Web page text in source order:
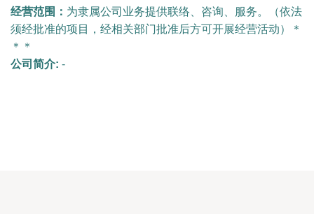
经营范围： 为隶属公司业务提供联络、咨询、服务。（依法
须经批准的项目，经相关部门批准后方可开展经营活动）＊
＊＊
公司简介: -